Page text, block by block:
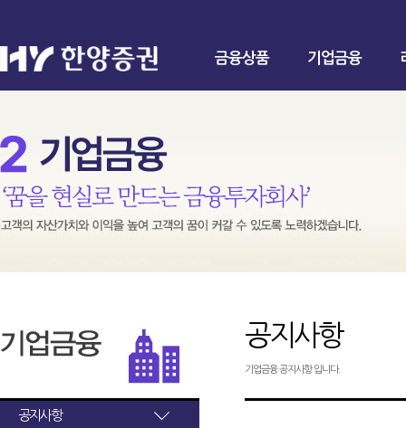
금융상품 기업금융
공지사항
공지사항
기업금융 공지사항 입니다.